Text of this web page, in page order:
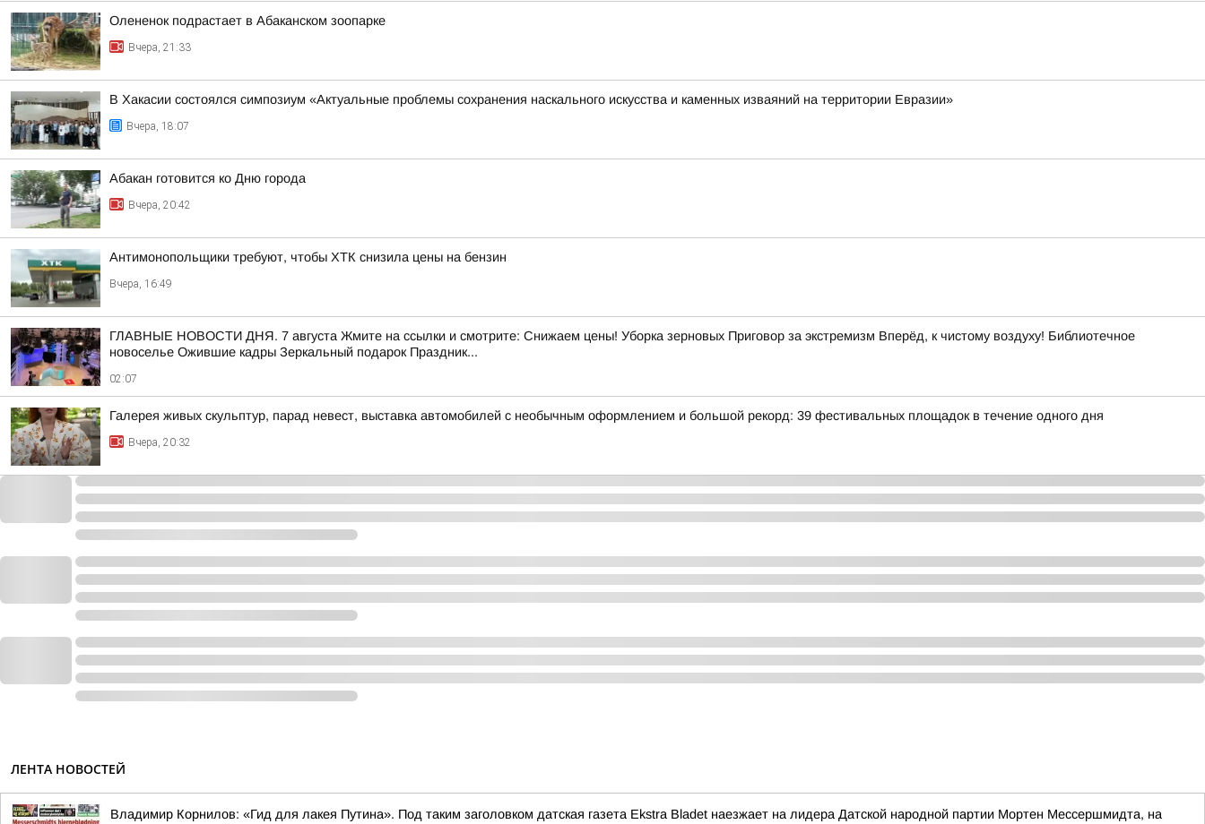
Олененок подрастает в Абаканском зоопарке
Вчера, 21:33
В Хакасии состоялся симпозиум «Актуальные проблемы сохранения наскального искусства и каменных изваяний на территории Евразии»
Вчера, 18:07
Абакан готовится ко Дню города
Вчера, 20:42
Антимонопольщики требуют, чтобы ХТК снизила цены на бензин
Вчера, 16:49
ГЛАВНЫЕ НОВОСТИ ДНЯ. 7 августа Жмите на ссылки и смотрите: Снижаем цены! Уборка зерновых Приговор за экстремизм Вперёд, к чистому воздуху! Библиотечное
новоселье Ожившие кадры Зеркальный подарок Праздник...
02:07
Галерея живых скульптур, парад невест, выставка автомобилей с необычным оформлением и большой рекорд: 39 фестивальных площадок в течение одного дня
Вчера, 20:32
ЛЕНТА НОВОСТЕЙ
Владимир Корнилов: «Гид для лакея Путина». Под таким заголовком датская газета Ekstra Bladet наезжает на лидера Датской народной партии Мортен Мессершмидта, на